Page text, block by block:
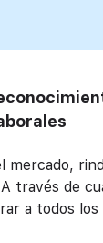
través de
a todos